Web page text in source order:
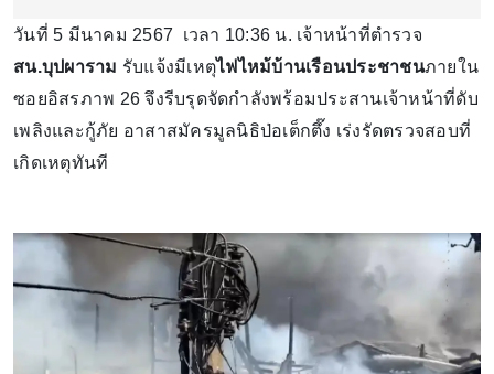
วันที่ 5 มีนาคม 2567 เวลา 10:36 น. เจ้าหน้าที่ตำรวจ
สน.บุปผาราม รับแจ้งมีเหตุไฟไหม้บ้านเรือนประชาชนภายใน
ซอยอิสรภาพ 26 จึงรีบรุดจัดกำลังพร้อมประสานเจ้าหน้าที่ดับ
เพลิงและกู้ภัย อาสาสมัครมูลนิธิป่อเต็กตึ๊ง เร่งรัดตรวจสอบที่
เกิดเหตุทันที